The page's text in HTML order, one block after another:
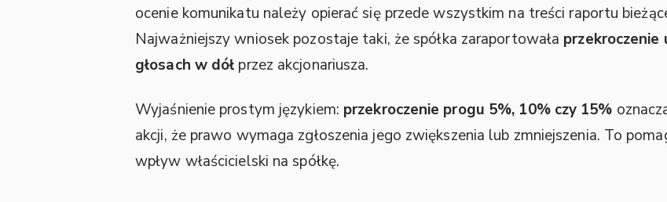
ocenie komunikatu należy opierać się przede wszystkim na treści raportu
Najważniejszy wniosek pozostaje taki, że spółka zaraportowała
głosach w dół przez akcjonariusza.
Wyjaśnienie prostym językiem: przekroczenie progu 5%, 10% czy 15%
akcji, że prawo wymaga zgłoszenia jego zwiększenia lub zmniejszenia. To
wpływ właścicielski na spółkę.